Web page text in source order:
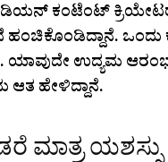
ಕಂಟೆಂಟ್‌
ಒಂದು
ಯಾವುದೇ ಉದ್ಯಮ
ಆತ ಹೇಳಿದ್ದಾನೆ.
ಮಾತ್ರ ಯಶಸ್ಸು